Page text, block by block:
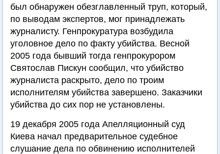
был обнаружен обезглавленный труп, который,
по выводам экспертов, мог принадлежать
журналисту. Генпрокуратура возбудила
уголовное дело по факту убийства. Весной
2005 года бывший тогда генпрокурором
Святослав Пискун сообщил, что убийство
журналиста раскрыто, дело по троим
исполнителям убийства завершено. Заказчики
убийства до сих пор не установлены.
19 декабря 2005 года Апелляционный суд
Киева начал предварительное судебное
слушание дела по обвинению исполнителей